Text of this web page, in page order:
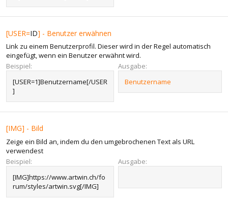
[USER=ID] - Benutzer erwähnen
Link zu einem Benutzerprofil. Dieser wird in der Regel automatisch
eingefügt, wenn ein Benutzer erwähnt wird.
Beispiel:
[USER=1]Benutzername[/USER
]
Ausgabe:
Benutzername
[IMG] - Bild
Zeige ein Bild an, indem du den umgebrochenen Text als URL
verwendest
Beispiel:
[IMG]https://www.artwin.ch/fo
rum/styles/artwin.svg[/IMG]
Ausgabe: